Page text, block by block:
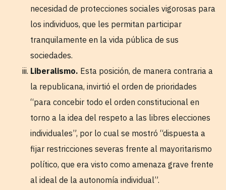
necesidad de protecciones sociales vigorosas para
los individuos, que les permitan participar
tranquilamente en la vida pública de sus
sociedades.
Liberalismo. Esta posición, de manera contraria a
la republicana, invirtió el orden de prioridades
“para concebir todo el orden constitucional en
torno a la idea del respeto a las libres elecciones
individuales”, por lo cual se mostró “dispuesta a
fijar restricciones severas frente al mayoritarismo
político, que era visto como amenaza grave frente
al ideal de la autonomía individual”.